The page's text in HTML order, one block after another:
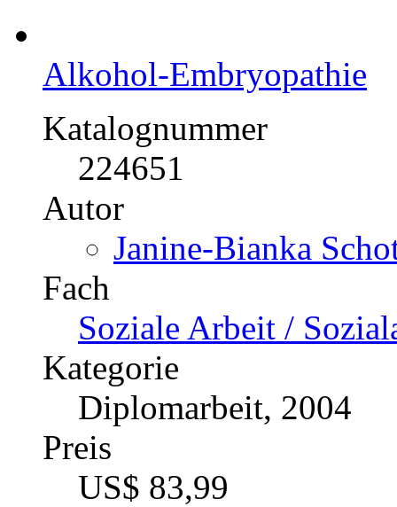
Alkohol-Embryopathie
Katalognummer
224651
Autor
Janine-Bianka
Fach
Soziale Arbeit /
Kategorie
Diplomarbeit, 2004
Preis
US$ 83,99